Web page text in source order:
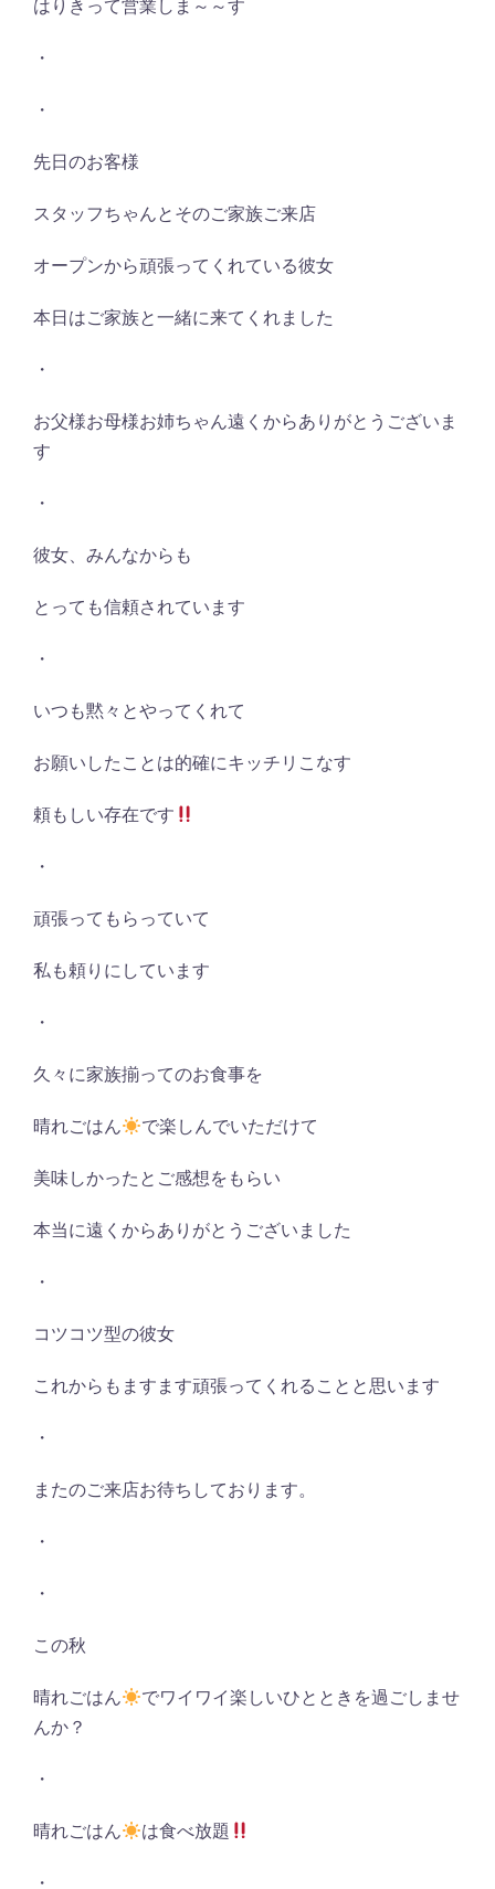
はりきって営業しま～～す
・
・
先日のお客様
スタッフちゃんとそのご家族ご来店
オープンから頑張ってくれている彼女
本日はご家族と一緒に来てくれました
・
お父様お母様お姉ちゃん遠くからありがとうございま
す
・
彼女、みんなからも
とっても信頼されています
・
いつも黙々とやってくれて
お願いしたことは的確にキッチリこなす
頼もしい存在です
・
頑張ってもらっていて
私も頼りにしています
・
久々に家族揃ってのお食事を
晴れごはん で楽しんでいただけて
美味しかったとご感想をもらい
本当に遠くからありがとうございました
・
コツコツ型の彼女
これからもますます頑張ってくれることと思います
・
またのご来店お待ちしております。
・
・
この秋
晴れごはん
でワイワイ楽しいひとときを過ごしませ
んか？
・
晴れごはん は食べ放題
・